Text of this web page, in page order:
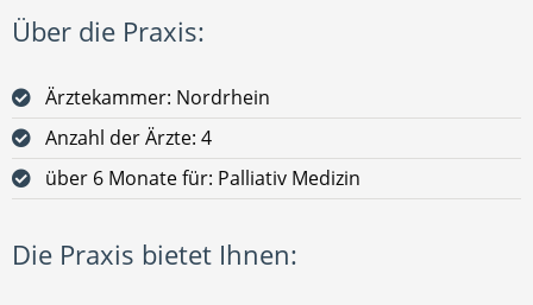
Über die Praxis:
Ärztekammer: Nordrhein
Anzahl der Ärzte: 4
über 6 Monate für: Palliativ Medizin
Die Praxis bietet Ihnen: